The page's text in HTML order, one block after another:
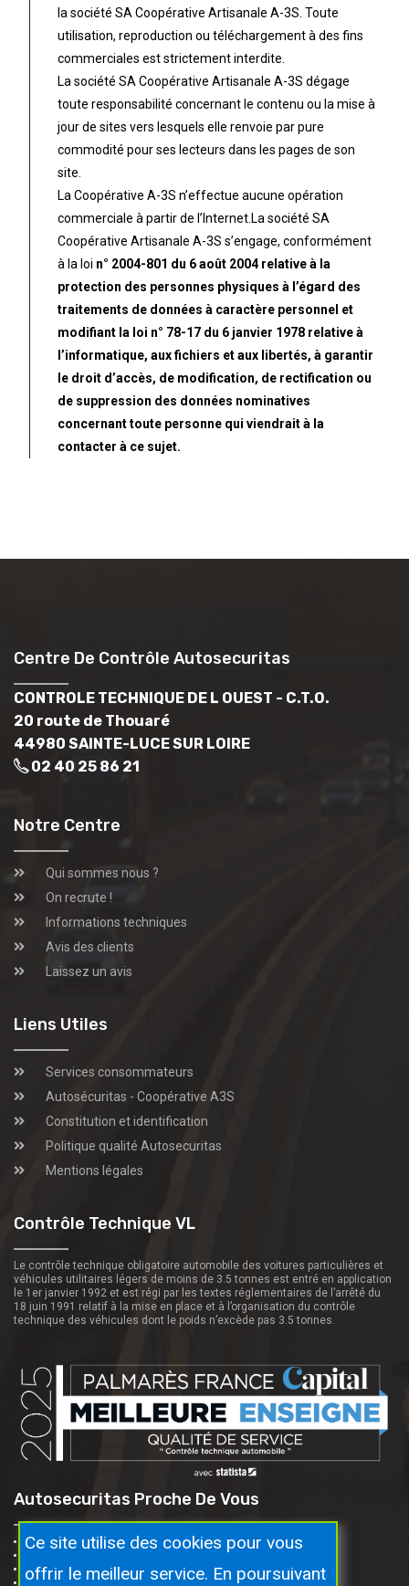
la société SA Coopérative Artisanale A-3S. Toute
utilisation, reproduction ou téléchargement à des fins
commerciales est strictement interdite.
La société SA Coopérative Artisanale A-3S dégage
toute responsabilité concernant le contenu ou la mise à
jour de sites vers lesquels elle renvoie par pure
commodité pour ses lecteurs dans les pages de son
site.
La Coopérative A-3S n’effectue aucune opération
commerciale à partir de l’Internet.La société SA
Coopérative Artisanale A-3S s’engage, conformément
à la loi n° 2004-801 du 6 août 2004 relative à la
protection des personnes physiques à l’égard des
traitements de données à caractère personnel et
modifiant la loi n° 78-17 du 6 janvier 1978 relative à
l’informatique, aux fichiers et aux libertés, à garantir
le droit d’accès, de modification, de rectification ou
de suppression des données nominatives
concernant toute personne qui viendrait à la
contacter à ce sujet.
Centre De Contrôle Autosecuritas
CONTROLE TECHNIQUE DE L OUEST - C.T.O.
20 route de Thouaré
44980 SAINTE-LUCE SUR LOIRE
02 40 25 86 21
Notre Centre
Qui sommes nous ?
On recrute !
Informations techniques
Avis des clients
Laissez un avis
Liens Utiles
Services consommateurs
Autosécuritas - Coopérative A3S
Constitution et identification
Politique qualité Autosecuritas
Mentions légales
Contrôle Technique VL
Le contrôle technique obligatoire automobile des voitures particulières et
véhicules utilitaires légers de moins de 3.5 tonnes est entré en application
le 1er janvier 1992 et est régi par les textes réglementaires de l’arrêté du
18 juin 1991 relatif à la mise en place et à l’organisation du contrôle
technique des véhicules dont le poids n’excède pas 3.5 tonnes.
Autosecuritas Proche De Vous
SAINTE LUCE SUR LOIRE (44980)
CARQUEFOU (44470)
Ce site utilise des cookies pour vous
offrir le meilleur service. En poursuivant